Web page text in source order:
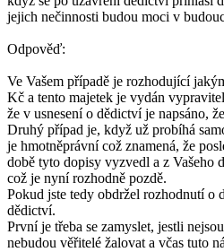
jejich nečinnosti budou moci v
Odpověď:
Ve Vašem případě je rozhodující
Kč a tento majetek je vydán
že v usnesení o dědictví je napsáno,
Druhý případ je, když už probíhá
je hmotněprávní což znamená, že
době tyto dopisy vyzvedl a z Vašeho
což je nyní rozhodně pozdě.
Pokud jste tedy obdržel rozhodnutí o
dědictví.
První je třeba se zamyslet, jestli
nebudou věřitelé žalovat a včas tuto